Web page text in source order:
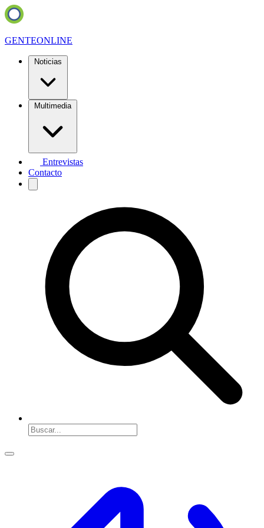
GENTEONLINE
Noticias
Multimedia
Entrevistas
Contacto